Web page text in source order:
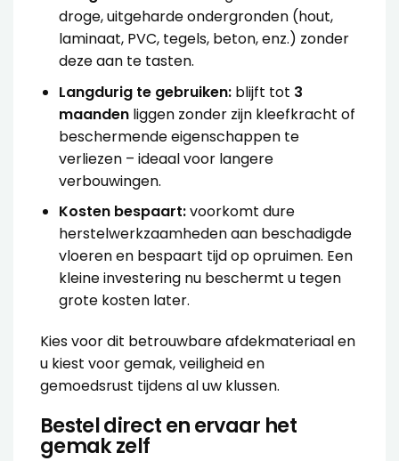
droge, uitgeharde ondergronden (hout,
laminaat, PVC, tegels, beton, enz.) zonder
deze aan te tasten.
Langdurig te gebruiken:blijft tot 3
maandenliggen zonder zijn kleefkracht of
beschermende eigenschappen te
verliezen – ideaal voor langere
verbouwingen.
Kosten bespaart:voorkomt dure
herstelwerkzaamheden aan beschadigde
vloeren en bespaart tijd op opruimen. Een
kleine investering nu beschermt u tegen
grote kosten later.
Kies voor dit betrouwbare afdekmateriaal en
u kiest voor gemak, veiligheid en
gemoedsrust tijdens al uw klussen.
Bestel direct en ervaar het
gemak zelf